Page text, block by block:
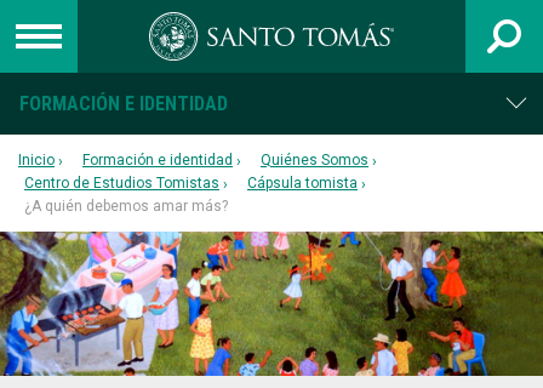
UNIVERSIDAD
INSTITUTO PROFESIONAL
CENTRO DE FORMACIÓN TÉCNICA
Admisión
Capacitación
FORMACIÓN E IDENTIDAD
Inicio Formación e identidad
Quiénes Somos
Centro de Estudios Tomistas
Cápsula tomista
¿A quién debemos amar más?